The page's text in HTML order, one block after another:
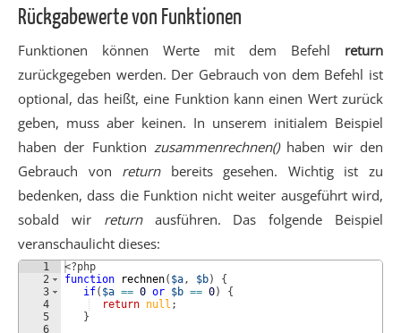
Rückgabewerte von Funktionen
Funktionen können Werte mit dem Befehl return
zurückgegeben werden. Der Gebrauch von dem Befehl ist
optional, das heißt, eine Funktion kann einen Wert zurück
geben, muss aber keinen. In unserem initialem Beispiel
haben der Funktion zusammenrechnen()haben wir den
Gebrauch von returnbereits gesehen. Wichtig ist zu
bedenken, dass die Funktion nicht weiter ausgeführt wird,
sobald wir returnausführen. Das folgende Beispiel
veranschaulicht dieses:
1
2
3
4
5
6
<?php
function
rechnen( $a, $b)
{
if( $a == 0 or $b == 0)
{
return null ;
}